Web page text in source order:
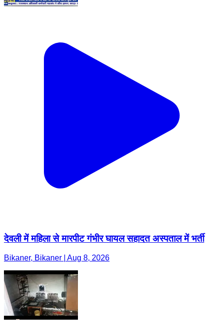
देवली में महिला से मारपीट गंभीर घायल सहादत अस्पताल में भर्ती
Bikaner, Bikaner | Aug 8, 2026